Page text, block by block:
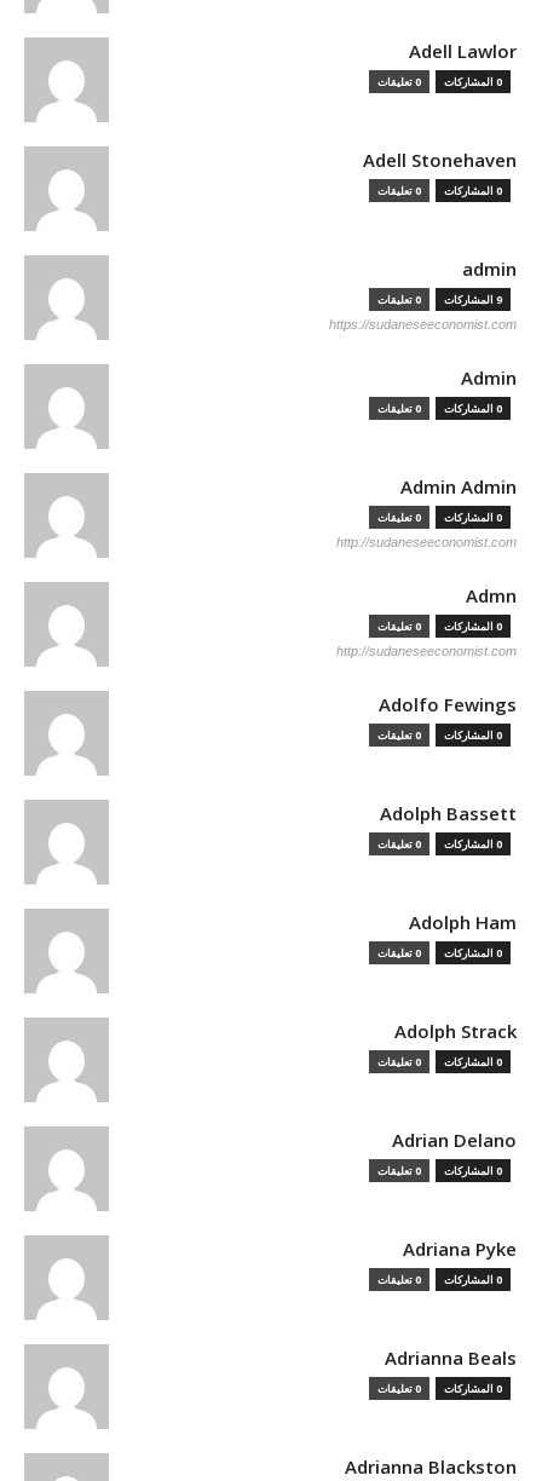
Adell Lawlor
0 المشاركات 0 تعليقات
Adell Stonehaven
0 المشاركات 0 تعليقات
admin
9 المشاركات 0 تعليقات
https://sudaneseeconomist.com
Admin
0 المشاركات 0 تعليقات
Admin Admin
0 المشاركات 0 تعليقات
http://sudaneseeconomist.com
Admn
0 المشاركات 0 تعليقات
http://sudaneseeconomist.com
Adolfo Fewings
0 المشاركات 0 تعليقات
Adolph Bassett
0 المشاركات 0 تعليقات
Adolph Ham
0 المشاركات 0 تعليقات
Adolph Strack
0 المشاركات 0 تعليقات
Adrian Delano
0 المشاركات 0 تعليقات
Adriana Pyke
0 المشاركات 0 تعليقات
Adrianna Beals
0 المشاركات 0 تعليقات
Adrianna Blackston